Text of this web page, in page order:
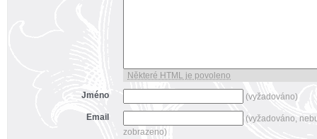
Některé HTML je povoleno
Jméno
(vyžadováno)
Email
(vyžadováno,
zobrazeno)